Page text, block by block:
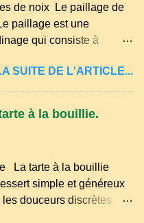
des mots typiques
ou "aze"
désigner quelqu'un
du Puy-de-
: arbres de la famille...
de noix Le paillage de
paillage est une
qui consiste à
ou synthétiques pour
sa fertilité. Il
avantages : Réduction
paillage limite
d'atteindre le sol, ce qui
des adventices.
intempéries : Il
SUITE DE L'ARTICLE...
à la bouillie.
La tarte à la bouillie
simple et généreux
douceurs discrètes